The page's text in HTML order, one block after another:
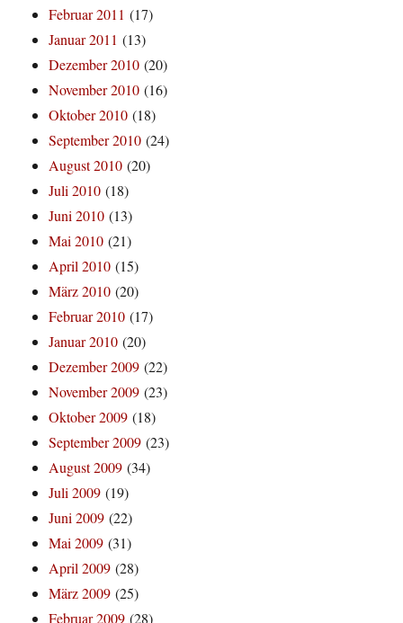
Februar 2011 (17)
Januar 2011 (13)
Dezember 2010 (20)
November 2010 (16)
Oktober 2010 (18)
September 2010 (24)
August 2010 (20)
Juli 2010 (18)
Juni 2010 (13)
Mai 2010 (21)
April 2010 (15)
März 2010 (20)
Februar 2010 (17)
Januar 2010 (20)
Dezember 2009 (22)
November 2009 (23)
Oktober 2009 (18)
September 2009 (23)
August 2009 (34)
Juli 2009 (19)
Juni 2009 (22)
Mai 2009 (31)
April 2009 (28)
März 2009 (25)
Februar 2009 (28)